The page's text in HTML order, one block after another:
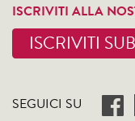
ISCRIVITI ALLA
ISCRIVITI
SEGUICI SU